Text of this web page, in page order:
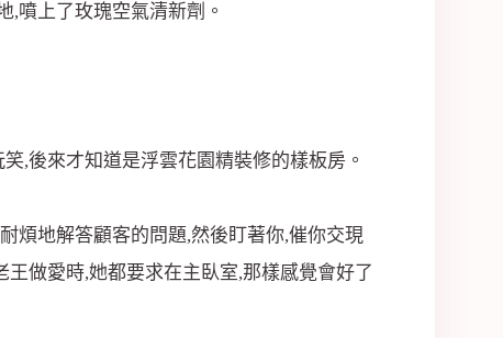
,噴上了玫瑰空氣清新劑。
,後來才知道是浮雲花園精裝修的樣板房。
煩地解答顧客的問題,然後盯著你,催你交現
王做愛時,她都要求在主臥室,那樣感覺會好了